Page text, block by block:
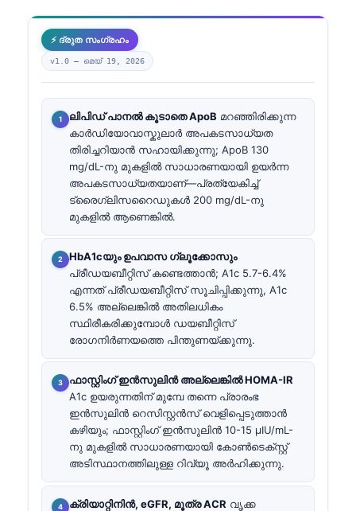
⚡ ദ്രുത സംഗ്രഹം
v1.0 — മെയ്‌ 19, 2026
ലിപിഡ് പാനൽ കൂടാതെ ApoB മറഞ്ഞിരിക്കുന്ന
കാർഡിയോവാസ്കുലാർ അപകടസാധ്യത
തിരിച്ചറിയാൻ സഹായിക്കുന്നു; ApoB 130
mg/dL-നു മുകളിൽ സാധാരണയായി ഉയർന്ന
അപകടസാധ്യതയാണ്—പ്രത്യേകിച്ച്
ട്രൈഗ്ലിസറൈഡുകൾ 200 mg/dL-നു
മുകളിൽ ആണെങ്കിൽ.
HbA1cയും ഉപവാസ ഗ്ലൂക്കോസും
പ്രീഡയബീറ്റിസ് കണ്ടെത്താൻ; A1c 5.7-6.4%
എന്നത് പ്രീഡയബീറ്റിസ് സൂചിപ്പിക്കുന്നു, A1c
6.5% അല്ലെങ്കിൽ അതിലധികം
സ്ഥിരീകരിക്കുമ്പോൾ ഡയബീറ്റിസ്
രോഗനിർണയത്തെ പിന്തുണയ്ക്കുന്നു.
ഫാസ്റ്റിംഗ് ഇൻസുലിൻ അല്ലെങ്കിൽ HOMA-IR
A1c ഉയരുന്നതിന് മുമ്പേ തന്നെ പ്രാരംഭ
ഇൻസുലിൻ റെസിസ്റ്റൻസ് വെളിപ്പെടുത്താൻ
കഴിയും; ഫാസ്റ്റിംഗ് ഇൻസുലിൻ 10-15 µIU/mL-
നു മുകളിൽ സാധാരണയായി കോൺടെക്സ്റ്റ്
അടിസ്ഥാനത്തിലുള്ള റിവ്യൂ അർഹിക്കുന്നു.
ക്രിയാറ്റിനിൻ, eGFR, മൂത്ര ACR വൃക്ക